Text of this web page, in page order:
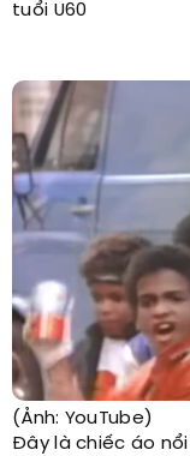
tuổi U60
(Ảnh: YouTube)
Đây là chiếc áo